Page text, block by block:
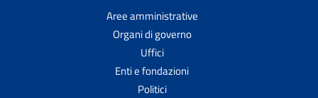
Aree amministrative
Organi di governo
Uffici
Enti e fondazioni
Politici